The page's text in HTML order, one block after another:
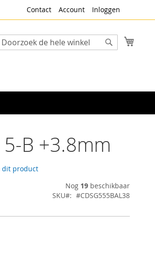
Contact Account Inloggen
B +3.8mm
dit product
Nog 19beschikbaar
SKU
#CDSG555BAL38